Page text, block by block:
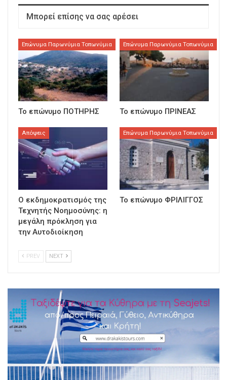
Μπορεί επίσης να σας αρέσει
Επώνυμα Παρωνύμια Τοπωνύμια
Το επώνυμο ΠΟΤΗΡΗΣ
Επώνυμα Παρωνύμια Τοπωνύμια
Το επώνυμο ΠΡΙΝΕΑΣ
Απόψεις
Ο εκδημοκρατισμός της
Τεχνητής Νοημοσύνης: η
μεγάλη πρόκληση για
την Αυτοδιοίκηση
Επώνυμα Παρωνύμια Τοπωνύμια
Το επώνυμο ΦΡΙΛΙΓΓΟΣ
PREV NEXT